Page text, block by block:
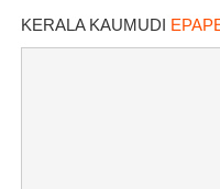
KERALA KAUMUDI